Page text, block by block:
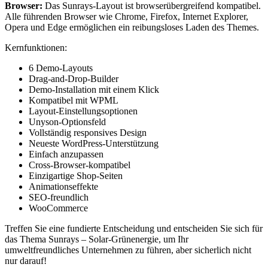
Browser: Das Sunrays-Layout ist browserübergreifend kompatibel.
Alle führenden Browser wie Chrome, Firefox, Internet Explorer,
Opera und Edge ermöglichen ein reibungsloses Laden des Themes.
Kernfunktionen:
6 Demo-Layouts
Drag-and-Drop-Builder
Demo-Installation mit einem Klick
Kompatibel mit WPML
Layout-Einstellungsoptionen
Unyson-Optionsfeld
Vollständig responsives Design
Neueste WordPress-Unterstützung
Einfach anzupassen
Cross-Browser-kompatibel
Einzigartige Shop-Seiten
Animationseffekte
SEO-freundlich
WooCommerce
Treffen Sie eine fundierte Entscheidung und entscheiden Sie sich für
das Thema Sunrays – Solar-Grünenergie, um Ihr
umweltfreundliches Unternehmen zu führen, aber sicherlich nicht
nur darauf!